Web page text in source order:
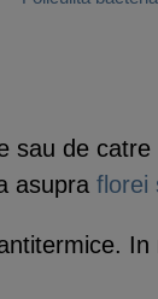
de
asupra florei